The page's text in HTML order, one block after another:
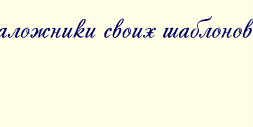
своих шаблонов